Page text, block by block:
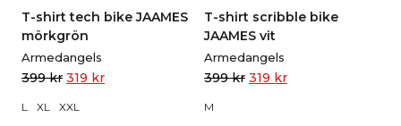
T-shirt tech bike JAAMES
mörkgrön
Armedangels
399kr 319 kr
L XL XXL
T-shirt scribble bike
JAAMES vit
Armedangels
399kr 319 kr
M